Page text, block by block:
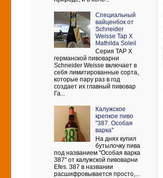
Cпециальный
вайценбок от
Schneider
Weisse Tap X
Mathilda Soleil
Серия TAP X
германской пивоварни
Schneider Weisse включает в
себя лимитированные сорта,
которые пару раз в год
создает их главный пивовар
Га...
Калужское
крепкое пиво
"387. Особая
варка"
На днях купил
бутылочку пива
под названием "Особая варка
387" от калужской пивоварни
Efes. 387 в названии
расшифровывается просто,...